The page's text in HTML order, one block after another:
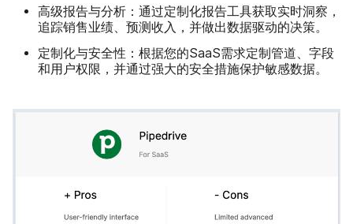
高级报告与分析： 通过定制化报告工具获取实时洞察，
追踪销售业绩、预测收入，并做出数据驱动的决策。
定制化与安全性： 根据您的SaaS需求定制管道、字段
和用户权限，并通过强大的安全措施保护敏感数据。